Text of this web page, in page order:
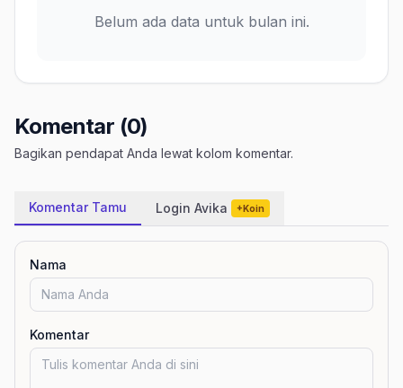
Belum ada data untuk bulan ini.
Komentar (0)
Bagikan pendapat Anda lewat kolom komentar.
Komentar Tamu Login Avika +Koin
Nama
Komentar